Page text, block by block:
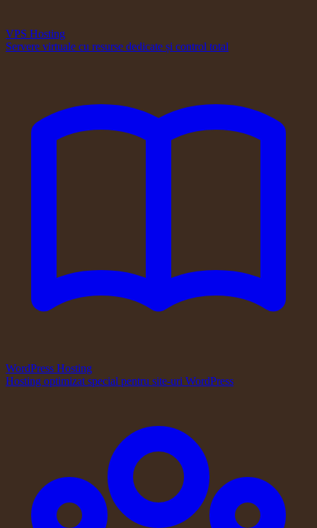
VPS Hosting
Servere virtuale cu resurse dedicate și control total
WordPress Hosting
Hosting optimizat special pentru site-uri WordPress